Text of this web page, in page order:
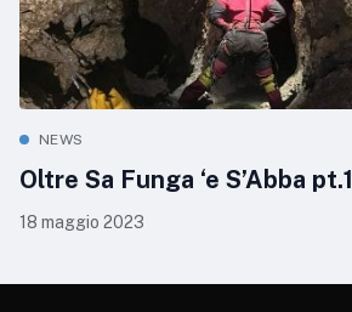
NEWS
Oltre Sa Funga ‘e S’Abba pt.1
18 maggio 2023